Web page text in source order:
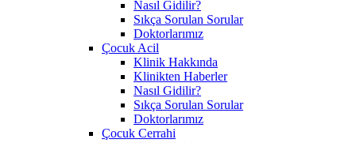
Nasıl Gidilir?
Sıkça Sorulan Sorular
Doktorlarımız
Çocuk Acil
Klinik Hakkında
Klinikten Haberler
Nasıl Gidilir?
Sıkça Sorulan Sorular
Doktorlarımız
Çocuk Cerrahi